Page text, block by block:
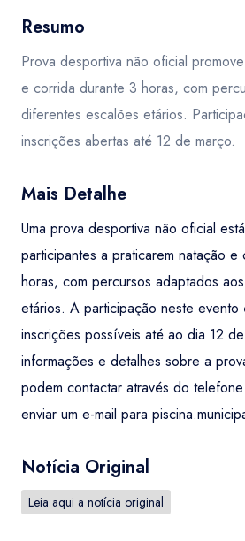
Resumo
Prova desportiva não oficial
e corrida durante 3 horas, com
diferentes escalões etários.
inscrições abertas até 12 de março.
Mais Detalhe
Uma prova desportiva não oficial
participantes a praticarem natação
horas, com percursos adaptados
etários. A participação neste evento
inscrições possíveis até ao dia 12
informações e detalhes sobre a
podem contactar através do
enviar um e-mail para
Notícia Original
Leia aqui a notícia original